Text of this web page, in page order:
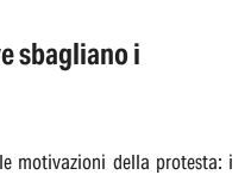
sbagliano i
motivazioni della protesta: i